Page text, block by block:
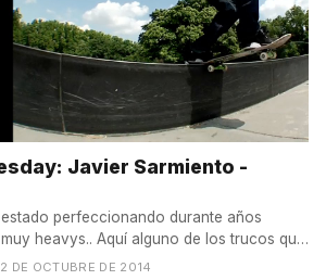
Javier Sarmiento -
perfeccionando durante años
heavys.. Aquí alguno de los trucos que
DE OCTUBRE DE 2014